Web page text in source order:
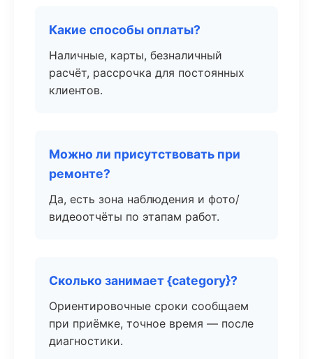
Какие способы оплаты?
Наличные, карты, безналичный
расчёт, рассрочка для постоянных
клиентов.
Можно ли присутствовать при
ремонте?
Да, есть зона наблюдения и фото/
видеоотчёты по этапам работ.
Сколько занимает {category}?
Ориентировочные сроки сообщаем
при приёмке, точное время — после
диагностики.